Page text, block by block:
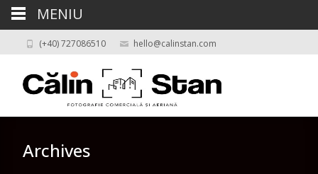
(+40) 727086510 hello@calinstan.com
Archives
MENIU